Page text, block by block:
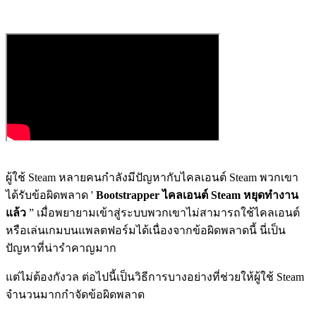
ผู้ใช้ Steam หลายคนกำลังมีปัญหากับไคลเอนต์ Steam พวกเขา
ได้รับข้อผิดพลาด ' Bootstrapper ไคลเอนต์ Steam หยุดทำงาน
แล้ว ” เมื่อพยายามเข้าสู่ระบบพวกเขาไม่สามารถใช้ไคลเอนต์
หรือเล่นเกมบนแพลตฟอร์มได้เนื่องจากข้อผิดพลาดนี้ นี่เป็น
ปัญหาที่น่ารำคาญมาก
แต่ไม่ต้องกังวล ต่อไปนี้เป็นวิธีการบางอย่างที่ช่วยให้ผู้ใช้ Steam
จำนวนมากกำจัดข้อผิดพลาด